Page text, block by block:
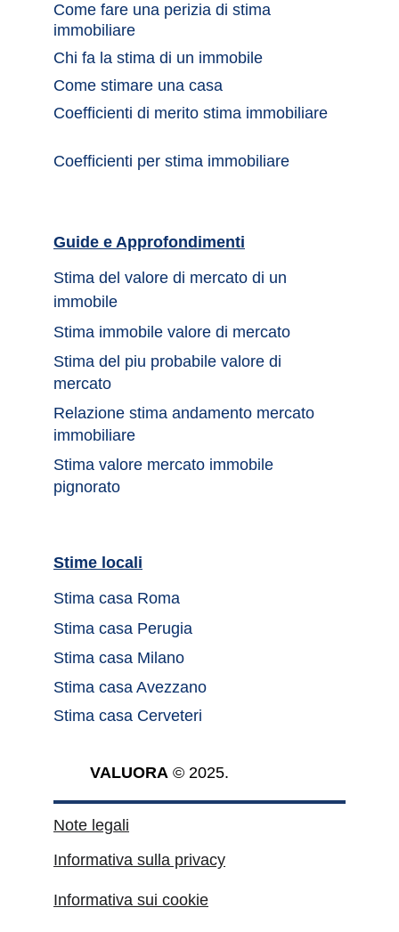
VALUORA © 2025.
Note legali
Informativa sulla privacy
Informativa sui cookie
Stima casa Perugia
Stima casa Milano
Stima casa Avezzano
Stima casa Cerveteri
Come fare una perizia di stima
immobiliare
Coefficienti di merito stima immobiliare
Coefficienti per stima immobiliare
Stima del valore di mercato di un
Stima del piu probabile valore di
mercato
Relazione stima andamento mercato
immobiliare
Stima valore mercato immobile
pignorato